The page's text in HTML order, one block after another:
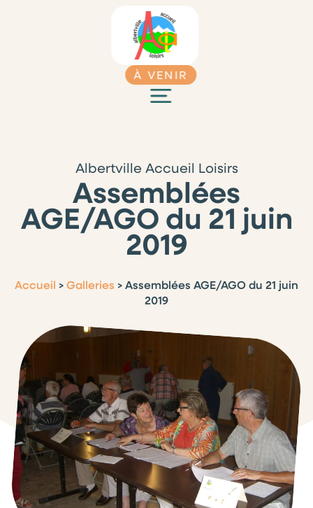
À VENIR
Albertville Accueil Loisirs
Assemblées
AGE/AGO du 21 juin
2019
Accueil >Galleries >Assemblées AGE/AGO du 21 juin
2019